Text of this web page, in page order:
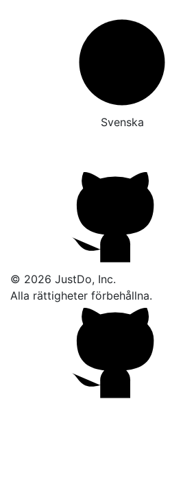
Svenska
© 2026 JustDo, Inc.
Alla rättigheter förbehållna.